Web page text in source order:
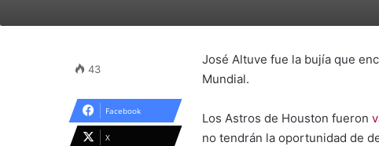
José Altuve fue la bujía que
Mundial.
Los Astros de Houston fueron
no tendrán la oportunidad de
43
Facebook
X